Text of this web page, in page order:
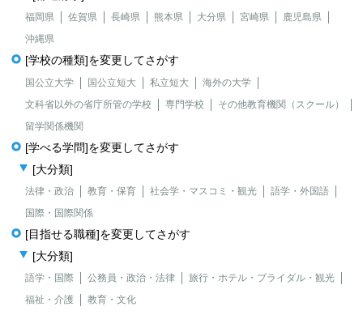
福岡県 佐賀県 長崎県 熊本県 大分県 宮崎県
鹿児島県
沖縄県
[学校の種類]を変更してさがす
国公立大学 国公立短大 私立短大
海外の大学
文科省以外の省庁所管の学校
専門学校
その他教育機関（スクール）
留学関係機関
[学べる学問]を変更してさがす
[大分類]
法律・政治 教育・保育 社会学・マスコミ・観光
語学・外国語
国際・国際関係
[目指せる職種]を変更してさがす
[大分類]
語学・国際 公務員・政治・法律
旅行・ホテル・ブライダル・観光
福祉・介護
教育・文化